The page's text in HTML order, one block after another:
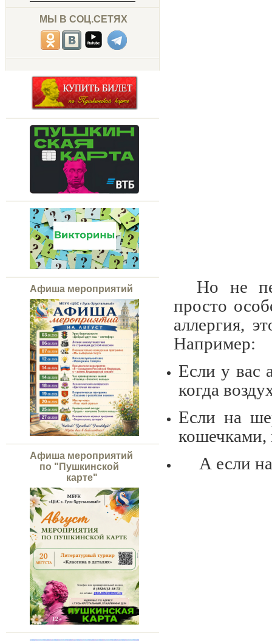
МЫ В СОЦ.СЕТЯХ
Афиша мероприятий
Афиша мероприятий
по "Пушкинской
карте"
Но не
просто
аллергия,
Например:
Если у вас
когда
Если на
А если